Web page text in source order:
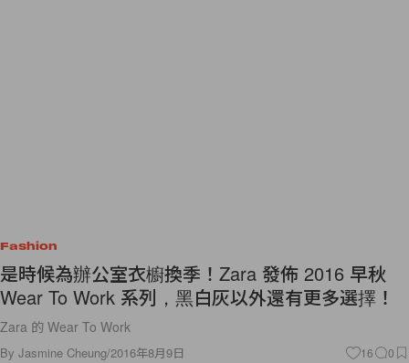
Fashion
是時候為辦公室衣櫥換季！Zara 發佈 2016 早秋
Wear To Work 系列，黑白灰以外還有更多選擇！
Zara 的 Wear To Work
By Jasmine Cheung/2016年8月9日 16 0